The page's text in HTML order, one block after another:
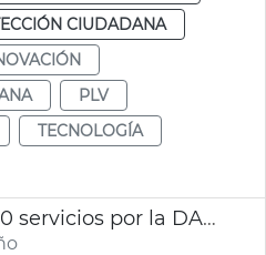
CIUDADANA
PLV
TECNOLOGÍA
PLV atención 3.000 servicios por la DANA